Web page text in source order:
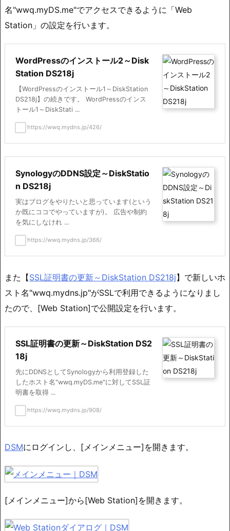
名"wwq.myDS.me"でアクセスできるように「Web
Station」の設定を行います。
WordPressのインストール2～Disk
Station DS218j
【WordPressのインストール1～DiskStation
DS218j】の続きです。 WordPressのインス
トール1～DiskStati ...
https://wwq.mydns.jp/426/
SynologyのDDNS設定～DiskStatio
n DS218j
実はブログをやりたいと思っています(という
か既にココでやっていますが)。 広告や制約
を気にしなけれ ...
https://wwq.mydns.jp/366/
また【SSL証明書の更新～DiskStation DS218j】で新しいホ
スト名"wwq.mydns.jp"がSSLで利用できるようになりまし
たので、[Web Station]で公開設定を行います。
SSL証明書の更新～DiskStation DS2
18j
先にDDNSとしてSynologyから利用登録した
したホスト名"wwq.myDS.me"に対してSSL証
明書を取得 ...
https://wwq.mydns.jp/908/
DSMにログインし、[メインメニュー]を開きます。
[メインメニュー]から[Web Station]を開きます。